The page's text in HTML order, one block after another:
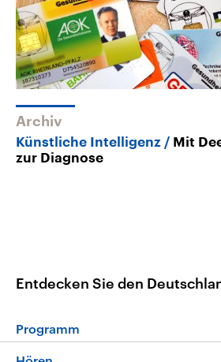
Archiv
Künstliche Intelligenz
Mit
zur Diagnose
Entdecken Sie den
Programm
Programm